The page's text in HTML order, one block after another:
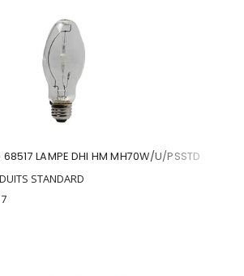
68517 LAMPE DHI HM MH70W/U/PSSTD
STANDARD